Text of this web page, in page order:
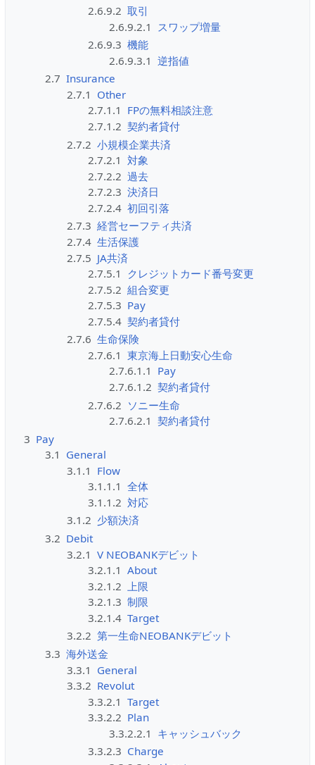
2.6.9.2 取引
2.6.9.2.1
スワップ増量
2.6.9.3 機能
2.6.9.3.1 逆指値
2.7 Insurance
2.7.1 Other
2.7.1.1 FPの無料相談注意
2.7.1.2 契約者貸付
2.7.2 小規模企業共済
2.7.2.1 対象
2.7.2.2 過去
2.7.2.3 決済日
2.7.2.4 初回引落
2.7.3 経営セーフティ共済
2.7.4 生活保護
2.7.5 JA共済
2.7.5.1
クレジットカード番号変更
2.7.5.2 組合変更
2.7.5.3 Pay
2.7.5.4 契約者貸付
2.7.6 生命保険
2.7.6.1 東京海上日動安心生命
2.7.6.1.1 Pay
2.7.6.1.2 契約者貸付
2.7.6.2 ソニー生命
2.7.6.2.1 契約者貸付
3 Pay
3.1 General
3.1.1 Flow
3.1.1.1 全体
3.1.1.2 対応
3.1.2 少額決済
3.2 Debit
3.2.1 V NEOBANKデビット
3.2.1.1 About
3.2.1.2
上限
3.2.1.3 制限
3.2.1.4 Target
3.2.2 第一生命NEOBANKデビット
3.3 海外送金
3.3.1 General
3.3.2 Revolut
3.3.2.1 Target
3.3.2.2 Plan
3.3.2.2.1 キャッシュバック
3.3.2.3 Charge